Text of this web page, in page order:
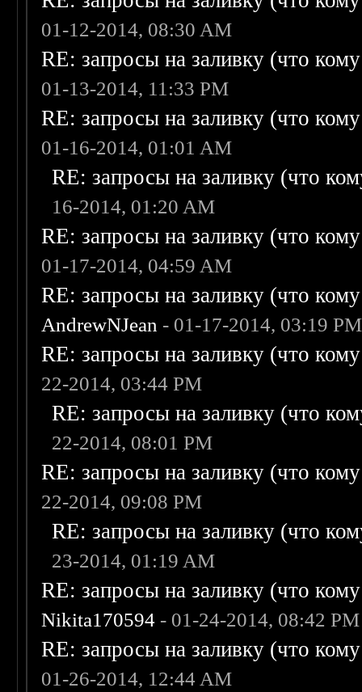
01-12-2014, 08:30 AM
RE: запросы на заливку (что
01-13-2014, 11:33 PM
RE: запросы на заливку (что
01-16-2014, 01:01 AM
RE: запросы на заливку (что
16-2014, 01:20 AM
RE: запросы на заливку (что
01-17-2014, 04:59 AM
RE: запросы на заливку (что
AndrewNJean - 01-17-2014, 03:19 PM
RE: запросы на заливку (что
22-2014, 03:44 PM
RE: запросы на заливку (что
22-2014, 08:01 PM
RE: запросы на заливку (что
22-2014, 09:08 PM
RE: запросы на заливку (что
23-2014, 01:19 AM
RE: запросы на заливку (что
Nikita170594 - 01-24-2014, 08:42 PM
RE: запросы на заливку (что
01-26-2014, 12:44 AM